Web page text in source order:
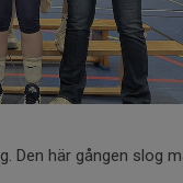
Den här gången slog